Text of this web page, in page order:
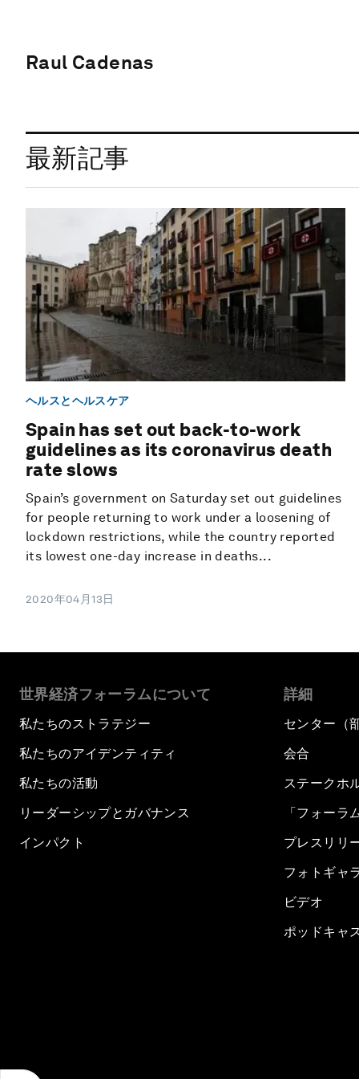
Raul Cadenas
最新記事
ヘルスとヘルスケア
Spain has set out back-to-work
guidelines as its coronavirus death
rate slows
Spain’s government on Saturday set out guidelines
for people returning to work under a loosening of
lockdown restrictions, while the country reported
its lowest one-day increase in deaths...
2020年04月13日
世界経済フォーラムについて
私たちのストラテジー
私たちのアイデンティティ
私たちの活動
リーダーシップとガバナンス
インパクト
詳細
センター（
会合
ステークホ
「フォーラ
プレスリリ
フォトギャ
ビデオ
ポッドキャ